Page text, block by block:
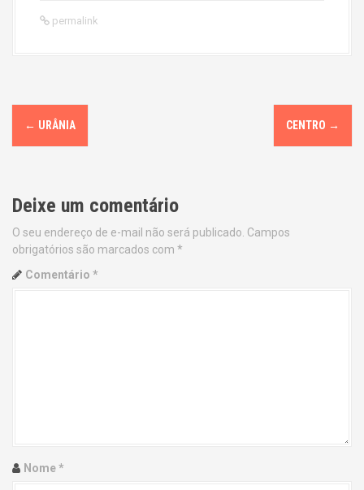
permalink
P
o
t
n
a
i
← URÂNIA CENTRO →
Deixe um comentário
O seu endereço de e-mail não será publicado. Campos
obrigatórios são marcados com *
Comentário *
Nome*